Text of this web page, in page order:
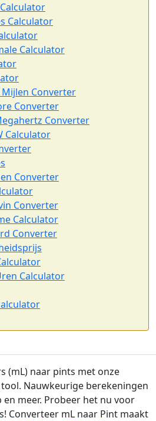
Calculator
Calculator
Converter
Converter
Converter
Calculator
Converter
Converter
Calculator
Converter
Calculator
(mL) naar pints met onze
Nauwkeurige berekeningen
meer. Probeer het nu voor
Converteer mL naar Pint maakt